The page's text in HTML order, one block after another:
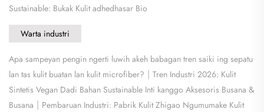
Sustainable: Bukak Kulit adhedhasar Bio
Warta industri
Apa sampeyan pengin ngerti luwih akeh babagan tren saiki ing sepatu
lan tas kulit buatan lan kulit microfiber? | Tren Industri 2026: Kulit
Sintetis Vegan Dadi Bahan Sustainable Inti kanggo Aksesoris Busana &
Busana | Pembaruan Industri: Pabrik Kulit Zhigao Ngumumake Kulit